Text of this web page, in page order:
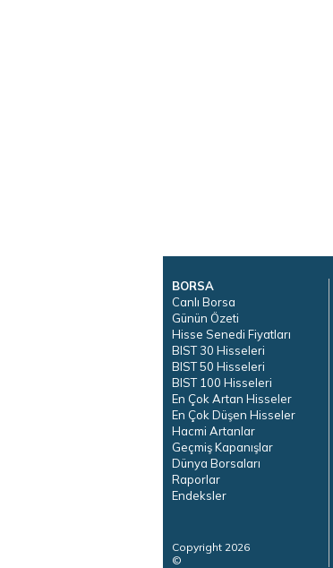
BORSA
Canlı Borsa
Günün Özeti
Hisse Senedi Fiyatları
BIST 30 Hisseleri
BIST 50 Hisseleri
BIST 100 Hisseleri
En Çok Artan Hisseler
En Çok Düşen Hisseler
Hacmi Artanlar
Geçmiş Kapanışlar
Dünya Borsaları
Raporlar
Endeksler
Copyright 2026
©